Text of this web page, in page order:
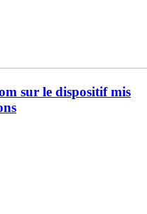
sur le dispositif mis